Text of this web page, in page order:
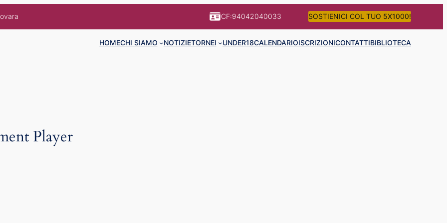
CF:94042040033 SOSTIENICI COL TUO 5X1000!
HOMECHI SIAMO NOTIZIETORNEI UNDER18CALENDARIOISCRIZIONICONTATTIBIBLIOTECA
Player